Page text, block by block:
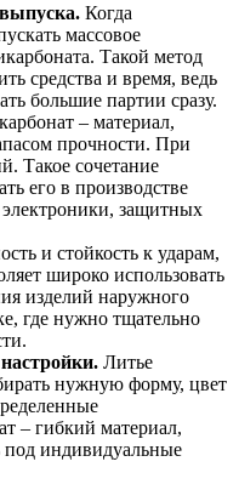
Когда
массовое
Такой метод
средства и время, ведь
большие партии сразу.
– материал,
прочности. При
Такое сочетание
его в производстве
защитных
и стойкость к ударам,
широко использовать
изделий наружного
где нужно тщательно
Литье
нужную форму, цвет
– гибкий материал,
под индивидуальные